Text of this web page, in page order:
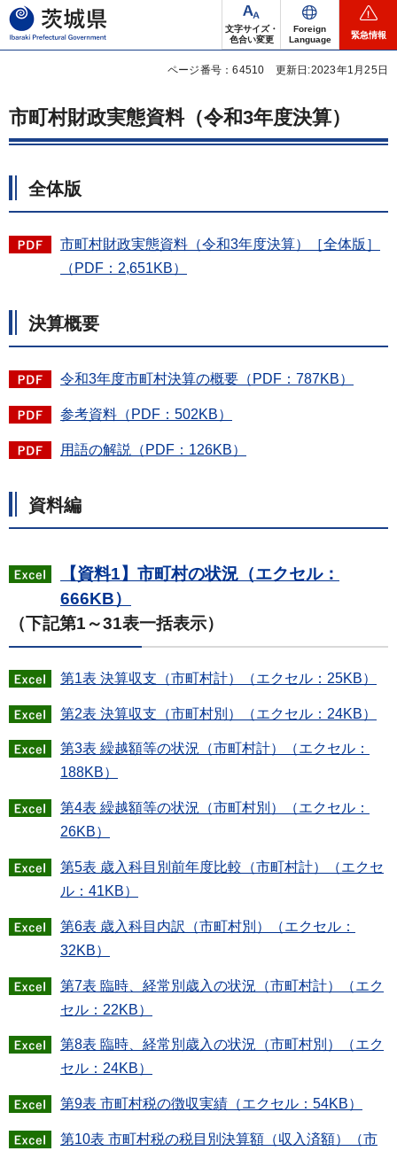
茨城県
文字サイズ・
色合い変更
Foreign
Language
緊急情報
ページ番号：64510 更新日:2023年1月25日
市町村財政実態資料（令和3年度決算）
全体版
市町村財政実態資料（令和3年度決算）［全体版］
（PDF：2,651KB）
決算概要
令和3年度市町村決算の概要（PDF：787KB）
参考資料（PDF：502KB）
用語の解説（PDF：126KB）
資料編
【資料1】市町村の状況（エクセル：
666KB）
（下記第1～31表一括表示）
第1表 決算収支（市町村計）（エクセル：25KB）
第2表 決算収支（市町村別）（エクセル：24KB）
第3表 繰越額等の状況（市町村計）（エクセル：
188KB）
第4表 繰越額等の状況（市町村別）（エクセル：
26KB）
第5表 歳入科目別前年度比較（市町村計）（エクセ
ル：41KB）
第6表 歳入科目内訳（市町村別）（エクセル：
32KB）
第7表 臨時、経常別歳入の状況（市町村計）（エク
セル：22KB）
第8表 臨時、経常別歳入の状況（市町村別）（エク
セル：24KB）
第9表 市町村税の徴収実績（エクセル：54KB）
第10表 市町村税の税目別決算額（収入済額）（市